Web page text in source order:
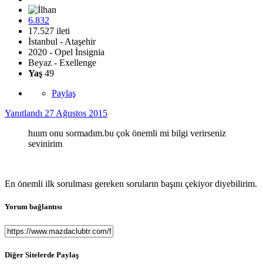
6.832
17.527 ileti
İstanbul - Ataşehir
2020 - Opel İnsignia
Beyaz - Exellenge
Yaş 49
Paylaş
Yanıtlandı 27 Ağustos 2015
hııım onu sormadım.bu çok önemli mi bilgi verirseniz
sevinirim
En önemli ilk sorulması gereken soruların başını çekiyor diyebilirim.
Yorum bağlantısı
Diğer Sitelerde Paylaş